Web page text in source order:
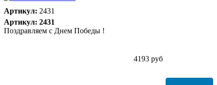
Артикул: 2431
Артикул: 2431
Поздравляем с Днем Победы !
4193 руб